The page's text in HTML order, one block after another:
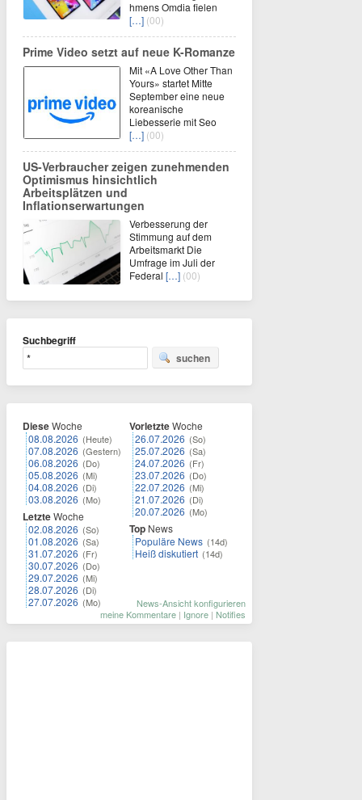
hmens Omdia fielen
[…] (00)
Prime Video setzt auf neue K-Romanze
Mit «A Love Other Than
Yours» startet Mitte
September eine neue
koreanische
Liebesserie mit Seo
[…] (00)
US-Verbraucher zeigen zunehmenden
Optimismus hinsichtlich
Arbeitsplätzen und
Inflationserwartungen
Verbesserung der
Stimmung auf dem
Arbeitsmarkt Die
Umfrage im Juli der
Federal […] (00)
Suchbegriff
suchen
DieseWoche
08.08.2026 (Heute)
07.08.2026 (Gestern)
06.08.2026 (Do)
05.08.2026 (Mi)
04.08.2026 (Di)
03.08.2026 (Mo)
LetzteWoche
02.08.2026 (So)
01.08.2026 (Sa)
31.07.2026 (Fr)
30.07.2026 (Do)
29.07.2026 (Mi)
28.07.2026 (Di)
27.07.2026 (Mo)
VorletzteWoche
26.07.2026 (So)
25.07.2026 (Sa)
24.07.2026 (Fr)
23.07.2026 (Do)
22.07.2026 (Mi)
21.07.2026 (Di)
20.07.2026 (Mo)
Top News
Populäre News (14d)
Heiß diskutiert (14d)
News-Ansicht konfigurieren
meine Kommentare | Ignore | Notifies